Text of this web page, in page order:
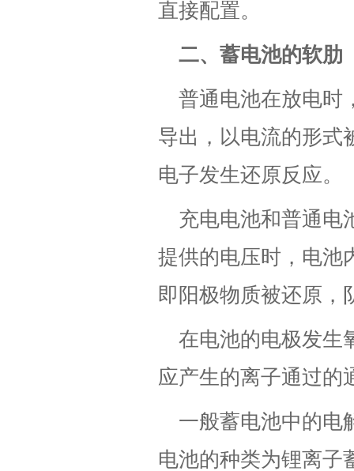
直接配置。
二、蓄电池的软肋
普通电池在放电时
导出，以电流的形式
电子发生还原反应。
充电电池和普通电
提供的电压时，电池
即阳极物质被还原，
在电池的电极发生
应产生的离子通过的
一般蓄电池中的电
电池的种类为锂离子